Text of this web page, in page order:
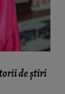
de știri